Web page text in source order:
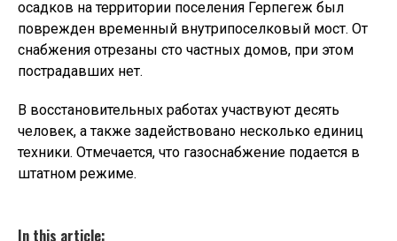
осадков на территории поселения Герпегеж был
поврежден временный внутрипоселковый мост. От
снабжения отрезаны сто частных домов, при этом
пострадавших нет.
В восстановительных работах участвуют десять
человек, а также задействовано несколько единиц
техники. Отмечается, что газоснабжение подается в
штатном режиме.
In this article: